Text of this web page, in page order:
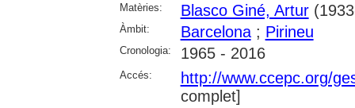
Matèries:
Blasco Giné, Artur
Àmbit: Barcelona; Pirineu
Cronologia: 1965 - 2016
Accés:
http://www.ccepc.org/
complet]